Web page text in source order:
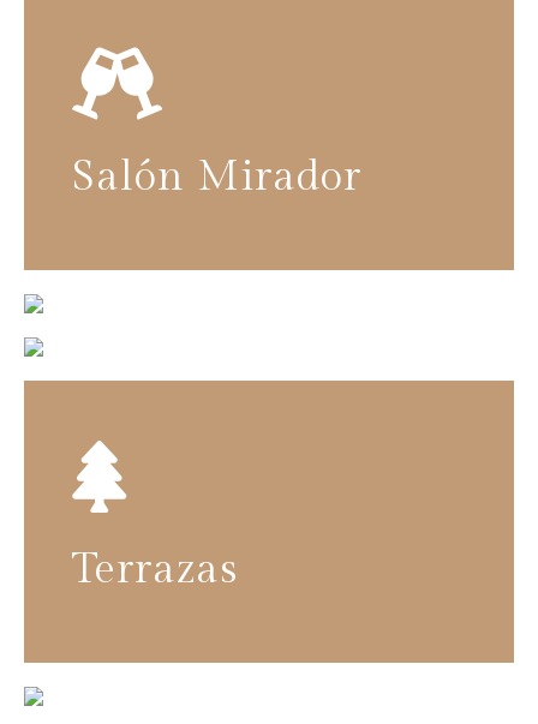

Salón Mirador

Terrazas